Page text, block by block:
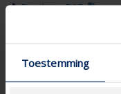
Toestemming
Brochüre B2B